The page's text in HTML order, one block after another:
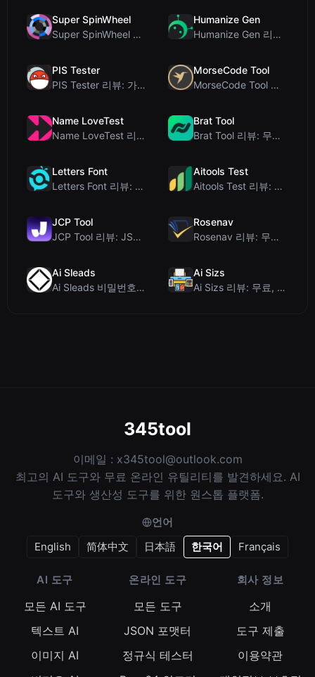
Super SpinWheel
Super SpinWheel 리뷰: 개인정보 보호 우선 무료 휠 스피너
Humanize Gen
Humanize Gen 리뷰: 이 무료 AI 휴머나이저 심층 분석
PIS Tester
PIS Tester 리뷰: 가짜 친구를 색출하는 AI 없는 우정 퀴즈
MorseCode Tool
MorseCode Tool 리뷰: 오디오 및 조명을 갖춘 무료 온라인 텍스트-모스 부호 변...
Name LoveTest
Name LoveTest 리뷰: 공유 가능한 이미지를 갖춘 개인정보 보호 중심의 연애 궁합...
Brat Tool
Brat Tool 리뷰: 무료 Charli XCX 스타일 Brat 텍스트 생성기
Letters Font
Letters Font 리뷰: 인스타그램 등에서 사용 가능한 무료 유니코드 글꼴 생성기
Aitools Test
Aitools Test 리뷰: 무료 브라우저 기반 AI 탐지기, 토큰 카운터 및 비용 추정...
JCP Tool
JCP Tool 리뷰: JSON, CSV, YAML, XML을 위한 무료 클라이언트 측 데...
Rosenav
Rosenav 리뷰: 무료 온라인 코사인 유사도 검사기 및 텍스트 차이 비교 도구
Ai Sleads
Ai Sleads 비밀번호 강도 검사기 리뷰: 제로 업로드, 실시간 엔트로피 분석
Ai Sizs
Ai Sizs 리뷰: 무료, 프라이빗 이미지 유사도 및 블러 감지 도구
345tool
이메일 : x345tool@outlook.com
최고의 AI 도구와 무료 온라인 유틸리티를 발견하세요. AI
도구와 생산성 도구를 위한 원스톱 플랫폼.
언어
English
简体中文 日本語 한국어 Français
AI 도구
모든 AI 도구
텍스트 AI
이미지 AI
온라인 도구
모든 도구
JSON 포맷터
정규식 테스터
회사 정보
소개
도구 제출
이용약관